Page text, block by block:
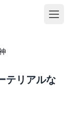
テリアルな